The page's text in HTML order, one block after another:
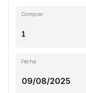
Comprar
Fecha